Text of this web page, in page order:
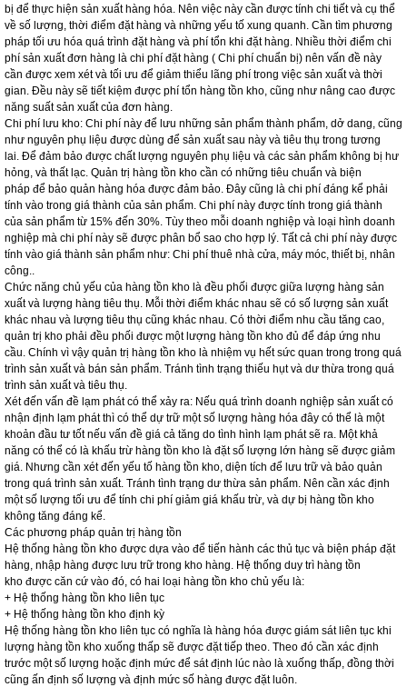
bị để thực hiện sản xuất hàng hóa. Nên việc này cần được tính chi tiết và cụ thể
về số lượng, thời điểm đặt hàng và những yếu tố xung quanh. Cần tìm phương
pháp tối ưu hóa quá trình đặt hàng và phí tổn khi đặt hàng. Nhiều thời điểm chi
phí sản xuất đơn hàng là chi phí đặt hàng ( Chi phí chuẩn bị) nên vấn đề này
cần được xem xét và tối ưu để giảm thiểu lãng phí trong việc sản xuất và thời
gian. Đều này sẽ tiết kiệm được phí tổn hàng tồn kho, cũng như nâng cao được
năng suất sản xuất của đơn hàng.
Chi phí lưu kho: Chi phí này để lưu những sản phẩm thành phẩm, dở dang, cũng
như nguyên phụ liệu được dùng để sản xuất sau này và tiêu thụ trong tương
lai. Để đảm bảo được chất lượng nguyên phụ liệu và các sản phẩm không bị hư
hỏng, và thất lạc. Quản trị hàng tồn kho cần có những tiêu chuẩn và biện
pháp để bảo quản hàng hóa được đảm bảo. Đây cũng là chi phí đáng kể phải
tính vào trong giá thành của sản phẩm. Chi phí này được tính trong giá thành
của sản phẩm từ 15% đến 30%. Tùy theo mỗi doanh nghiệp và loại hình doanh
nghiệp mà chi phí này sẽ được phân bổ sao cho hợp lý. Tất cả chi phí này được
tính vào giá thành sản phẩm như: Chi phí thuê nhà cửa, máy móc, thiết bị, nhân
công..
Chức năng chủ yếu của hàng tồn kho là đều phối được giữa lượng hàng sản
xuất và lượng hàng tiêu thụ. Mỗi thời điểm khác nhau sẽ có số lượng sản xuất
khác nhau và lượng tiêu thụ cũng khác nhau. Có thời điểm nhu cầu tăng cao,
quản trị kho phải đều phối được một lượng hàng tồn kho đủ để đáp ứng nhu
cầu. Chính vì vậy quản trị hàng tồn kho là nhiệm vụ hết sức quan trong trong quá
trình sản xuất và bán sản phẩm. Tránh tình trạng thiếu hụt và dư thừa trong quá
trình sản xuất và tiêu thụ.
Xét đến vấn đề lạm phát có thể xảy ra: Nếu quá trình doanh nghiệp sản xuất có
nhận định lạm phát thì có thể dự trữ một số lượng hàng hóa đây có thể là một
khoản đầu tư tốt nếu vấn đề giá cả tăng do tình hình lạm phát sẽ ra. Một khả
năng có thể có là khấu trừ hàng tồn kho là đặt số lượng lớn hàng sẽ được giảm
giá. Nhưng cần xét đến yếu tố hàng tồn kho, diện tích để lưu trữ và bảo quản
trong quá trình sản xuất. Tránh tình trạng dư thừa sản phẩm. Nên cần xác định
một số lượng tối ưu để tính chi phí giảm giá khấu trừ, và dự bị hàng tồn kho
không tăng đáng kể.
Các phương pháp quản trị hàng tồn
Hệ thống hàng tồn kho được dựa vào để tiến hành các thủ tục và biện pháp đặt
hàng, nhập hàng được lưu trữ trong kho hàng. Hệ thống duy trì hàng tồn
kho được căn cứ vào đó, có hai loại hàng tồn kho chủ yếu là:
+ Hệ thống hàng tồn kho liên tục
+ Hệ thống hàng tồn kho định kỳ
Hệ thống hàng tồn kho liên tục có nghĩa là hàng hóa được giám sát liên tục khi
lượng hàng tồn kho xuống thấp sẽ được đặt tiếp theo. Theo đó cần xác định
trước một số lượng hoặc định mức để sát định lúc nào là xuống thấp, đồng thời
cũng ấn định số lượng và định mức số hàng được đặt luôn.